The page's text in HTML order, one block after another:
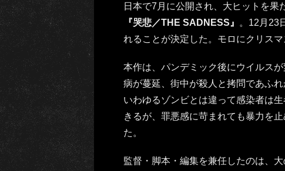
日本で7月に公開され、大ヒットを
『哭悲／THE SADNESS』
。12月23
れることが決定した。モロにクリス
本作は、パンデミック後にウイルス
病が蔓延、街中が殺人と拷問であふ
いわゆるゾンビとは違って感染者は
きるが、罪悪感に苛まれても暴力を
た。
監督・脚本・編集を兼任したのは、